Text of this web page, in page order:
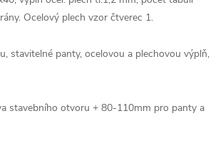
Ocelový plech vzor čtverec 1.
stavitelné panty, ocelovou a plechovou výplň,
stavebního otvoru + 80-110mm pro panty a